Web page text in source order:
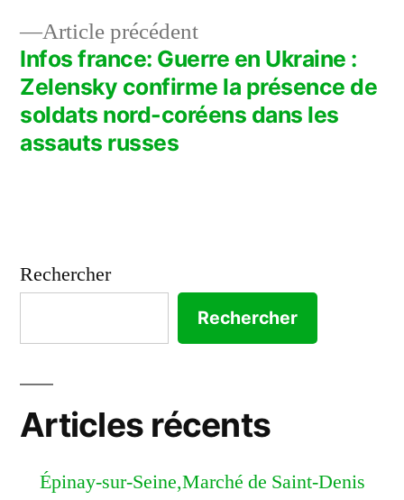
l’article
Article précédentArticle
précédent :
Infos france: Guerre en Ukraine :
Zelensky confirme la présence de
soldats nord-coréens dans les
assauts russes
Rechercher
Rechercher
Articles récents
Épinay-sur-Seine,Marché de Saint-Denis